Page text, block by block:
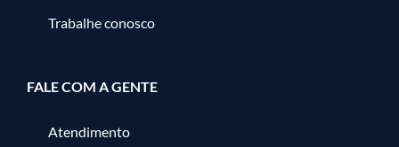
Trabalhe conosco
FALE COM A GENTE
Atendimento